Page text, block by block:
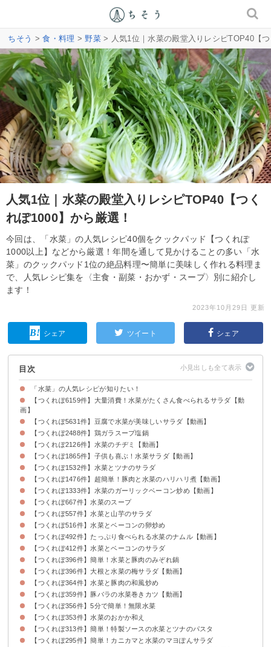
ちそう >食・料理 >野菜> 人気1位｜水菜の殿堂入りレシピTOP40【
人気1位｜水菜の殿堂入りレシピTOP40【つく
れぽ1000】から厳選！
今回は、「水菜」の人気レシピ40個をクックパッド【つくれぽ
1000以上】などから厳選！年間を通して見かけることの多い「水
菜」のクックパッド1位の絶品料理〜簡単に美味しく作れる料理ま
で、人気レシピ集を〈主食・副菜・おかず・スープ〉別に紹介し
ます！
2023年10月29日 更新
シェア ツイート シェア
目次
「水菜」の人気レシピが知りたい！
【つくれぽ6159件】大量消費！水菜がたくさん食べられるサラダ【動
画】
【つくれぽ5631件】豆腐で水菜が美味しいサラダ【動画】
【つくれぽ2488件】鶏ガラスープ塩鍋
【つくれぽ2126件】水菜のチヂミ【動画】
【つくれぽ1865件】子供も喜ぶ！水菜サラダ【動画】
【つくれぽ1532件】水菜とツナのサラダ
【つくれぽ1476件】超簡単！豚肉と水菜のハリハリ煮【動画】
【つくれぽ1333件】水菜のガーリックベーコン炒め【動画】
【つくれぽ667件】水菜のスープ
【つくれぽ557件】水菜と山芋のサラダ
【つくれぽ516件】水菜とベーコンの卵炒め
【つくれぽ492件】たっぷり食べられる水菜のナムル【動画】
【つくれぽ412件】水菜とベーコンのサラダ
【つくれぽ396件】簡単！水菜と豚肉のみぞれ鍋
【つくれぽ396件】大根と水菜の梅サラダ【動画】
【つくれぽ364件】水菜と豚肉の和風炒め
【つくれぽ359件】豚バラの水菜巻きカツ【動画】
【つくれぽ356件】5分で簡単！無限水菜
【つくれぽ353件】水菜のおかか和え
【つくれぽ313件】簡単！特製ソースの水菜とツナのパスタ
【つくれぽ295件】簡単！カニカマと水菜のマヨぽんサラダ